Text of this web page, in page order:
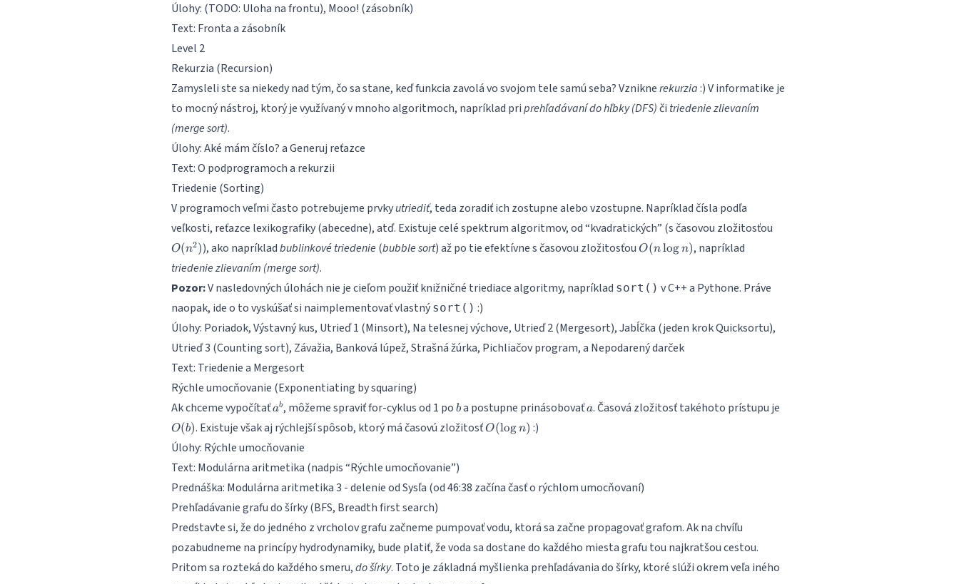
Úlohy: (TODO: Uloha na frontu), Mooo! (zásobník)
Text: Fronta a zásobník
Level 2
Rekurzia (Recursion)
Zamysleli ste sa niekedy nad tým, čo sa stane, keď funkcia zavolá vo svojom tele samú seba? Vzniknerekurzia:) V informatike je
to mocný nástroj, ktorý je využívaný v mnoho algoritmoch, napríklad priprehľadávaní do hľbky (DFS)či triedenie zlievaním
(merge sort).
Úlohy:Aké mám číslo?aGeneruj reťazce
Text:O podprogramoch a rekurzii
Triedenie (Sorting)
V programoch veľmi často potrebujeme prvkyutriediť, teda zoradiť ich zostupne alebo vzostupne. Napríklad čísla podľa
veľkosti, reťazce lexikografiky (abecedne), atď. Existuje celé spektrum algoritmov, od “kvadratických” (s časovou zložitosťou
O(n2)), ako napríkladbublinkové triedenie(bubble sort) až po tie efektívne s časovou zložitosťouO(n
\log
O(nlog n), napríklad
triedenie zlievaním (merge sort).
Pozor:V nasledovných úlohách nie je cieľom použiť knižničné triediace algoritmy, napríklad sort() v C++ a Pythone. Práve
naopak, ide o to vyskúšať si naimplementovať vlastný sort() :)
Úlohy: Poriadok,Výstavný kus, Utrieď 1 (Minsort), Na telesnej výchove, Utrieď 2(Mergesort),Jabĺčka (jeden krok Quicksortu),
Utrieď 3 (Counting sort), Závažia, Banková lúpež,Strašná žúrka, Pichliačov program, a Nepodarený darček
Text: Triedeniea Mergesort
Rýchle umocňovanie (Exponentiating by squaring)
Ak chceme vypočítaťa^b
ab, môžeme spraviť for-cyklus od 1 po b
ba postupne prinásobovaťa
a. Časová zložitosť takéhoto prístupu je
O(b). Existuje však aj rýchlejší spôsob, ktorý má časovú zložitosťO(\log
O(logn) :)
Úlohy: Rýchle umocňovanie
Text: Modulárna aritmetika (nadpis “Rýchle umocňovanie”)
Prednáška: Modulárna aritmetika 3 - delenieod Sysľa (od 46:38 začína časť o rýchlom umocňovaní)
Prehľadávanie grafu do šírky (BFS, Breadth first search)
Predstavte si, že do jedného z vrcholov grafu začneme pumpovať vodu, ktorá sa začne propagovať grafom. Ak na chvíľu
pozabudneme na princípy hydrodynamiky, bude platiť, že voda sa dostane do každého miesta grafu tou najkratšou cestou.
Pritom sa rozteká do každého smeru,do šírky. Toto je základná myšlienka prehľadávania do šírky, ktoré slúži okrem veľa iného